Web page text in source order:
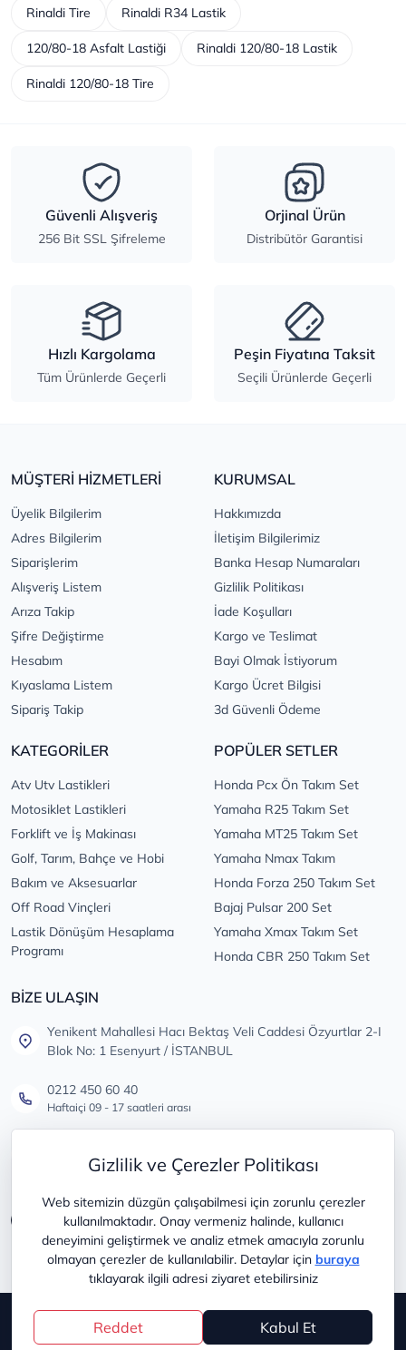
Gizlilik ve Çerezler Politikası
Web sitemizin düzgün çalışabilmesi için zorunlu çerezler
kullanılmaktadır. Onay vermeniz halinde, kullanıcı
deneyimini geliştirmek ve analiz etmek amacıyla zorunlu
olmayan çerezler de kullanılabilir. Detaylar için buraya
tıklayarak ilgili adresi ziyaret etebilirsiniz
Reddet Kabul Et
Rinaldi Tire Rinaldi R34 Lastik
120/80-18 Asfalt Lastiği Rinaldi 120/80-18 Lastik
Rinaldi 120/80-18 Tire
Güvenli Alışveriş
256 Bit SSL Şifreleme
Orjinal Ürün
Distribütör Garantisi
Hızlı Kargolama
Tüm Ürünlerde Geçerli
Peşin Fiyatına Taksit
Seçili Ürünlerde Geçerli
MÜŞTERİ HİZMETLERİ
Üyelik Bilgilerim
Adres Bilgilerim
Siparişlerim
Alışveriş Listem
Arıza Takip
Şifre Değiştirme
Hesabım
Kıyaslama Listem
Sipariş Takip
KURUMSAL
Hakkımızda
İletişim Bilgilerimiz
Banka Hesap Numaraları
Gizlilik Politikası
İade Koşulları
Kargo ve Teslimat
Bayi Olmak İstiyorum
Kargo Ücret Bilgisi
3d Güvenli Ödeme
KATEGORİLER
Atv Utv Lastikleri
Motosiklet Lastikleri
Forklift ve İş Makinası
Golf, Tarım, Bahçe ve Hobi
Bakım ve Aksesuarlar
Off Road Vinçleri
Lastik Dönüşüm Hesaplama
Programı
POPÜLER SETLER
Honda Pcx Ön Takım Set
Yamaha R25 Takım Set
Yamaha MT25 Takım Set
Yamaha Nmax Takım
Honda Forza 250 Takım Set
Bajaj Pulsar 200 Set
Yamaha Xmax Takım Set
Honda CBR 250 Takım Set
BİZE ULAŞIN
Yenikent Mahallesi Hacı Bektaş Veli Caddesi Özyurtlar 2-I
Blok No: 1 Esenyurt / İSTANBUL
0212 450 60 40
Haftaiçi 09 - 17 saatleri arası
Tüm öneri ve şikayetleriniz için
Copyright © 2025
®